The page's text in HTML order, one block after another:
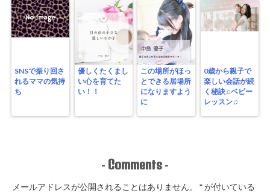
SNSで振り回さ
れるママの気持
ち
優しくたくまし
い心を育てた
い！！
この場所がほっ
とできる居場所
になりますよう
に
0歳から親子で
楽しい会話が続
く秘訣♫ベビー
レッスン♫
- Comments -
メールアドレスが公開されることはありません。 *が付いている